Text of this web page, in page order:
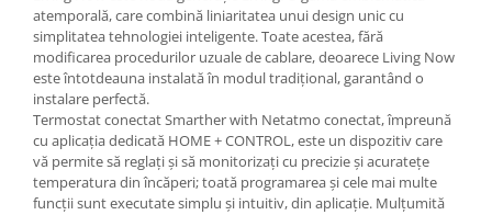
atemporală, care combină liniaritatea unui design unic cu
simplitatea tehnologiei inteligente. Toate acestea, fără
modificarea procedurilor uzuale de cablare, deoarece Living Now
este întotdeauna instalată în modul tradițional, garantând o
instalare perfectă.
Termostat conectat Smarther with Netatmo conectat, împreună
cu aplicația dedicată HOME + CONTROL, este un dispozitiv care
vă permite să reglați și să monitorizați cu precizie și acuratețe
temperatura din încăperi; toată programarea și cele mai multe
funcții sunt executate simplu și intuitiv, din aplicație. Mulțumită